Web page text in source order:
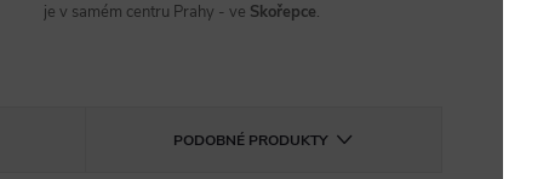
je v samém centru Prahy - ve Skořepce.
PODOBNÉ PRODUKTY